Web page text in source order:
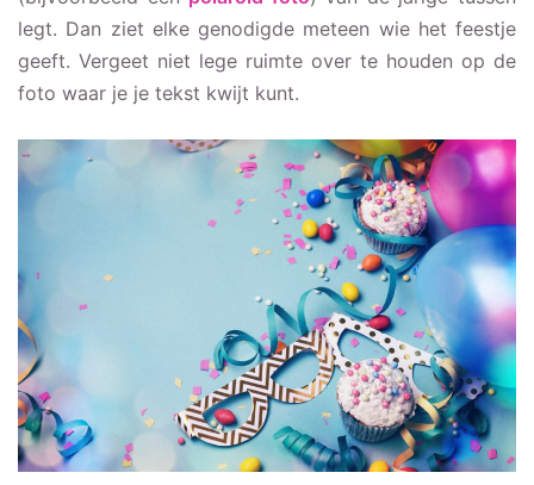
legt. Dan ziet elke genodigde meteen wie het feestje
geeft. Vergeet niet lege ruimte over te houden op de
foto waar je je tekst kwijt kunt.